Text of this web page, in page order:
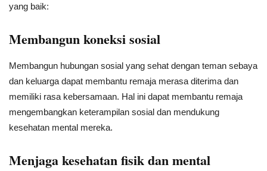
yang baik:
Membangun koneksi sosial
Membangun hubungan sosial yang sehat dengan teman sebaya
dan keluarga dapat membantu remaja merasa diterima dan
memiliki rasa kebersamaan. Hal ini dapat membantu remaja
mengembangkan keterampilan sosial dan mendukung
kesehatan mental mereka.
Menjaga kesehatan fisik dan mental